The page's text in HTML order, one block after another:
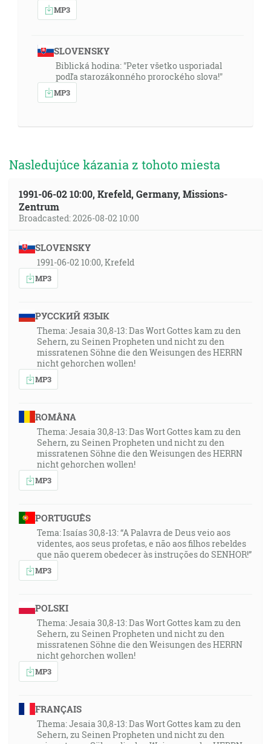
MP3
SLOVENSKY
Biblická hodina: "Peter všetko usporiadal
podľa starozákonného prorockého slova!"
MP3
Nasledujúce kázania z tohoto miesta
1991-06-02 10:00, Krefeld, Germany, Missions-
Zentrum
Broadcasted: 2026-08-02 10:00
SLOVENSKY
1991-06-02 10:00, Krefeld
MP3
РУССКИЙ ЯЗЫК
Thema: Jesaia 30,8-13: Das Wort Gottes kam zu den
Sehern, zu Seinen Propheten und nicht zu den
missratenen Söhne die den Weisungen des HERRN
nicht gehorchen wollen!
MP3
ROMÂNA
Thema: Jesaia 30,8-13: Das Wort Gottes kam zu den
Sehern, zu Seinen Propheten und nicht zu den
missratenen Söhne die den Weisungen des HERRN
nicht gehorchen wollen!
MP3
PORTUGUÊS
Tema: Isaías 30,8-13: “A Palavra de Deus veio aos
videntes, aos seus profetas, e não aos filhos rebeldes
que não querem obedecer às instruções do SENHOR!”
MP3
POLSKI
Thema: Jesaia 30,8-13: Das Wort Gottes kam zu den
Sehern, zu Seinen Propheten und nicht zu den
missratenen Söhne die den Weisungen des HERRN
nicht gehorchen wollen!
MP3
FRANÇAIS
Thema: Jesaia 30,8-13: Das Wort Gottes kam zu den
Sehern, zu Seinen Propheten und nicht zu den